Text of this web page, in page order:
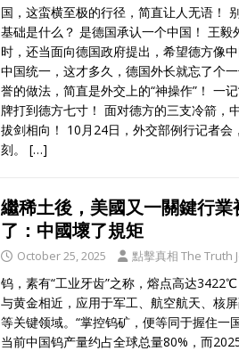
国，这蛮横至极的行径，简直让人无语！
基础是什么？ 是德国承认一个中国！ 王毅
时，还当面向德国政府提出，希望德方像
中国统一，这才多久，德国外长就忘了个
誉的做法，简直是外交上的“神操作”！ 一
牌打到德方七寸！ 面对德方的三支冷箭，
拔剑相向！ 10月24日，外交部例行记者会
刻。 […]
繼稀土後，美國又一關鍵行業
了：中國壞了規矩
October 25, 2025 點擊真相 The Truth
钨，素有“工业牙齿”之称，熔点高达
与黄金相近，应用于军工、航空航天、核
等关键领域。“掌控钨矿，便等同于握住一
当前中国钨产量约占全球总量80%，而